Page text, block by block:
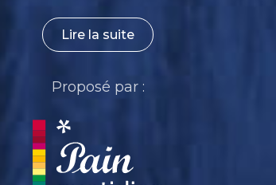
Lire la suite
Proposé par :